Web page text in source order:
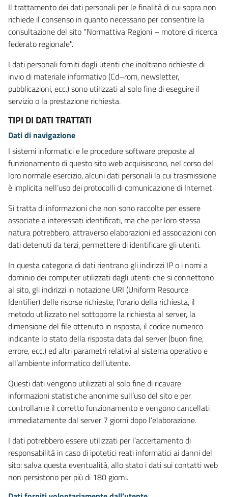
Il trattamento dei dati personali per le finalità di cui sopra non
richiede il consenso in quanto necessario per consentire la
consultazione del sito "Normattiva Regioni – motore di ricerca
federato regionale".
I dati personali forniti dagli utenti che inoltrano richieste di
invio di materiale informativo (Cd–rom, newsletter,
pubblicazioni, ecc.) sono utilizzati al solo fine di eseguire il
servizio o la prestazione richiesta.
TIPI DI DATI TRATTATI
Dati di navigazione
I sistemi informatici e le procedure software preposte al
funzionamento di questo sito web acquisiscono, nel corso del
loro normale esercizio, alcuni dati personali la cui trasmissione
è implicita nell’uso dei protocolli di comunicazione di Internet.
Si tratta di informazioni che non sono raccolte per essere
associate a interessati identificati, ma che per loro stessa
natura potrebbero, attraverso elaborazioni ed associazioni con
dati detenuti da terzi, permettere di identificare gli utenti.
In questa categoria di dati rientrano gli indirizzi IP o i nomi a
dominio dei computer utilizzati dagli utenti che si connettono
al sito, gli indirizzi in notazione URI (Uniform Resource
Identifier) delle risorse richieste, l’orario della richiesta, il
metodo utilizzato nel sottoporre la richiesta al server, la
dimensione del file ottenuto in risposta, il codice numerico
indicante lo stato della risposta data dal server (buon fine,
errore, ecc.) ed altri parametri relativi al sistema operativo e
all’ambiente informatico dell’utente.
Questi dati vengono utilizzati al solo fine di ricavare
informazioni statistiche anonime sull’uso del sito e per
controllarne il corretto funzionamento e vengono cancellati
immediatamente dal server 7 giorni dopo l’elaborazione.
I dati potrebbero essere utilizzati per l’accertamento di
responsabilità in caso di ipotetici reati informatici ai danni del
sito: salva questa eventualità, allo stato i dati sui contatti web
non persistono per più di 180 giorni.